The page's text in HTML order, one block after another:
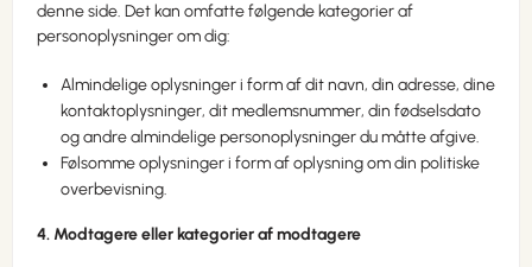
denne side. Det kan omfatte følgende kategorier af
personoplysninger om dig:
Almindelige oplysninger i form af dit navn, din adresse, dine
kontaktoplysninger, dit medlemsnummer, din fødselsdato
og andre almindelige personoplysninger du måtte afgive.
Følsomme oplysninger i form af oplysning om din politiske
overbevisning.
4. Modtagere eller kategorier af modtagere